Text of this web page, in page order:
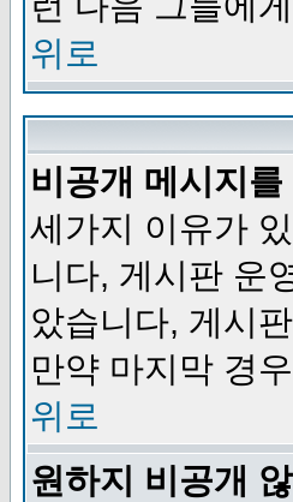
위로
비공개 메시지
세가지 이유가
니다, 게시판 운
았습니다, 게시
만약 마지막 경
위로
원하지 비공개